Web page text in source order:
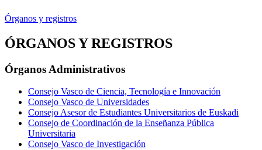
Órganos y registros
ÓRGANOS Y REGISTROS
Órganos Administrativos
Consejo Vasco de Ciencia, Tecnología e Innovación
Consejo Vasco de Universidades
Consejo Asesor de Estudiantes Universitarios de Euskadi
Consejo de Coordinación de la Enseñanza Pública
Universitaria
Consejo Vasco de Investigación